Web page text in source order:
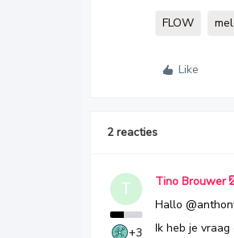
FLOW
Like
2 reacties
T
+3
Tino Brouwer
Hallo
Ik heb je